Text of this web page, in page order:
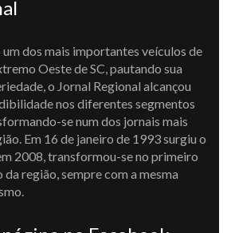
Oeste de SC, pautando sua
o Jornal Regional alcançou
nos diferentes segmentos
se num dos jornais mais
Em 16 de janeiro de 1993 surgiu o
2008, transformou-se no primeiro
região, sempre com a mesma